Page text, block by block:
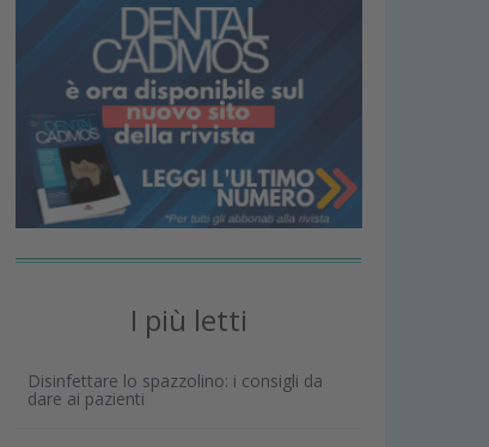
I più letti
Disinfettare lo spazzolino: i consigli da
dare ai pazienti